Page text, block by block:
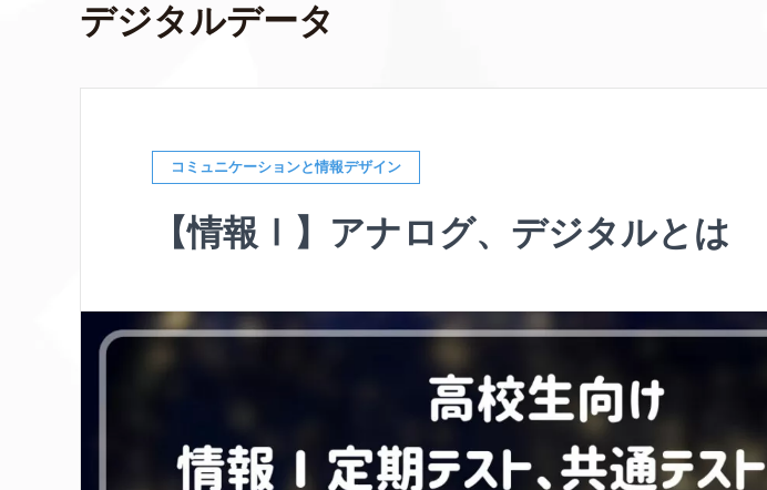
デジタルデータ
コミュニケーションと情報デザイン
【情報Ⅰ】アナログ、デジタルとは